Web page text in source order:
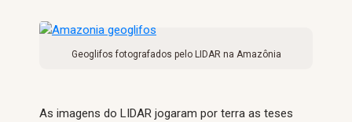
Geoglifos fotografados pelo LIDAR na Amazônia
As imagens do LIDAR jogaram por terra as teses